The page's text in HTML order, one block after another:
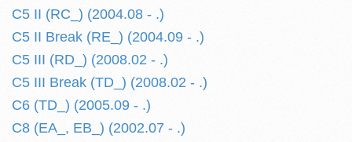
C5 II (RC_) (2004.08 - .)
C5 II Break (RE_) (2004.09 - .)
C5 III (RD_) (2008.02 - .)
C5 III Break (TD_) (2008.02 - .)
C6 (TD_) (2005.09 - .)
C8 (EA_, EB_) (2002.07 - .)